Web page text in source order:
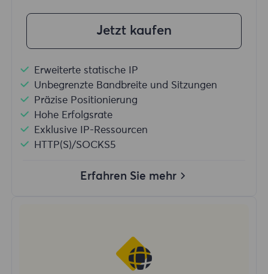
Jetzt kaufen
Erweiterte statische IP
Unbegrenzte Bandbreite und Sitzungen
Präzise Positionierung
Hohe Erfolgsrate
Exklusive IP-Ressourcen
HTTP(S)/SOCKS5
Erfahren Sie mehr